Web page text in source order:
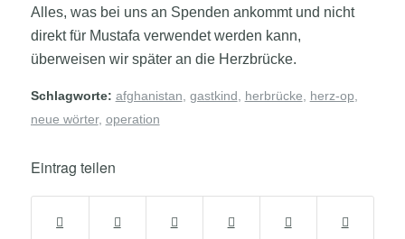
Alles, was bei uns an Spenden ankommt und nicht
direkt für Mustafa verwendet werden kann,
überweisen wir später an die Herzbrücke.
Schlagworte: afghanistan gastkind herbrücke herz-op
neue wörter, operation
Eintrag teilen